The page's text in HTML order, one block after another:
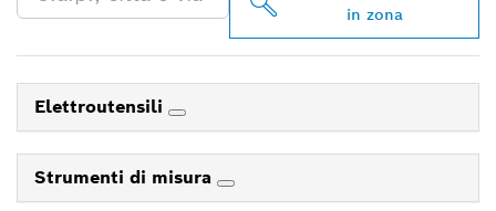
in zona
Elettroutensili
Strumenti di misura